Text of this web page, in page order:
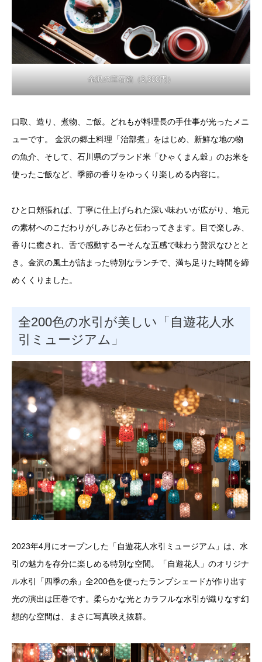
金沢の宝石箱（3,300円）
口取、造り、煮物、ご飯。どれもが料理長の手仕事が光ったメニ
ューです。 金沢の郷土料理「治部煮」をはじめ、新鮮な地の物
の魚介、そして、石川県のブランド米「ひゃくまん穀」のお米を
使ったご飯など、季節の香りをゆっくり楽しめる内容に。
ひと口頬張れば、丁寧に仕上げられた深い味わいが広がり、地元
の素材へのこだわりがしみじみと伝わってきます。目で楽しみ、
香りに癒され、舌で感動するーそんな五感で味わう贅沢なひとと
き。金沢の風土が詰まった特別なランチで、満ち足りた時間を締
めくくりました。
全200色の水引が美しい「自遊花人水
引ミュージアム」
2023年4月にオープンした「自遊花人水引ミュージアム」は、水
引の魅力を存分に楽しめる特別な空間。「自遊花人」のオリジナ
ル水引「四季の糸」全200色を使ったランプシェードが作り出す
光の演出は圧巻です。柔らかな光とカラフルな水引が織りなす幻
想的な空間は、まさに写真映え抜群。